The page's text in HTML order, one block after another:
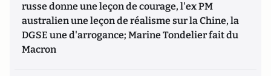
russe donne une leçon de courage, l'ex PM
australien une leçon de réalisme sur la Chine, la
DGSE une d'arrogance; Marine Tondelier fait du
Macron